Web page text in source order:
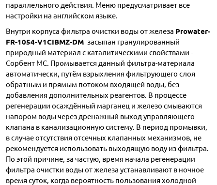
параллельного действия. Меню предусматривает все
настройки на английском языке.
Внутри корпуса фильтра очистки воды от железа Prowater-
FR-1054-V1CIBMZ-DM засыпан гранулированный
природный материал с каталитическими свойствами -
Сорбент МС. Промывается данный фильтра-материала
автоматически, путём взрыхления фильтрующего слоя
обратным и прямым потоком входящей воды, без
добавления дополнительных реагентов. В процессе
регенерации осаждённый марганец и железо смываются
напором воды через дренажный выход управляющего
клапана в канализационную систему. В период промывки,
в случае отсутствия отсечных клапанных механизмов, не
рекомендуется использовать выходящую воду из фильтра.
По этой причине, за частую, время начала регенерации
фильтра очистки воды от железа устанавливают в ночное
время суток, когда вероятность пользования холодной